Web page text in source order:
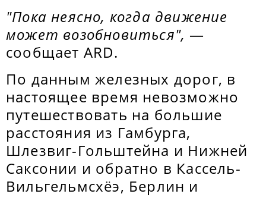
"Пока неясно, когда движение
может возобновиться", —
сообщает ARD.
По данным железных дорог, в
настоящее время невозможно
путешествовать на большие
расстояния из Гамбурга,
Шлезвиг-Гольштейна и Нижней
Саксонии и обратно в Кассель-
Вильгельмсхёэ, Берлин и